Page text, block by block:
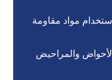
مواد مقاومة
والمراحيض